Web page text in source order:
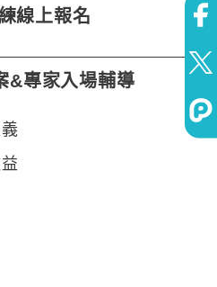
線上報名
&專家入場輔導